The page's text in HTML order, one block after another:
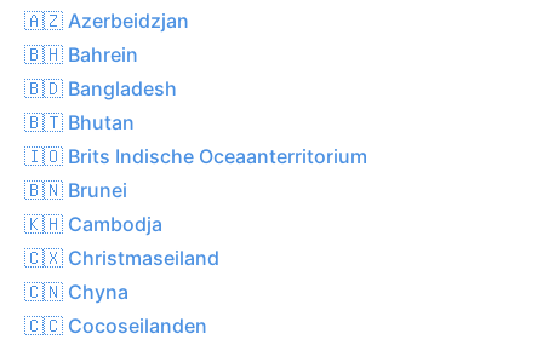
🇦🇿 Azerbeidzjan
🇧🇭 Bahrein
🇧🇩 Bangladesh
🇧🇹 Bhutan
🇮🇴 Brits Indische Oceaanterritorium
🇧🇳 Brunei
🇰🇭 Cambodja
🇨🇽 Christmaseiland
🇨🇳 Chyna
🇨🇨 Cocoseilanden